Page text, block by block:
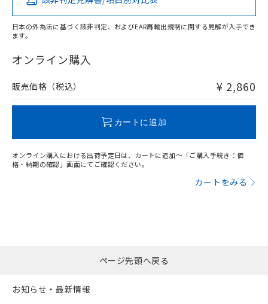
O
在庫等で未対応品が混在する可能性があります。
問い合わせください。
日本の外為法に基づく該非判定、およびEAR再輸出規制に関する見解が入手でき
ます。
オンライン購入
販売価格（税込） ¥ 2,860
カートに追加
オンライン購入における出荷予定日は、カートに追加～「ご購入手続き：価
格・納期の確認」画面にてご確認ください。
カートをみる
ページ先頭へ戻る
お知らせ・最新情報